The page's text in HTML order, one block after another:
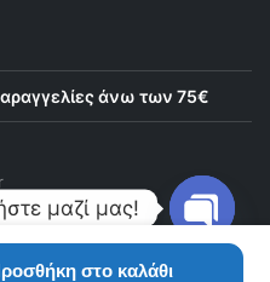
στο καλάθι
άνω των 75€
μαζί μας!